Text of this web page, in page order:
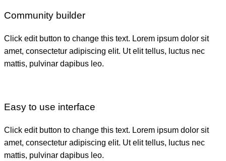
Community builder
Click edit button to change this text. Lorem ipsum dolor sit
amet, consectetur adipiscing elit. Ut elit tellus, luctus nec
mattis, pulvinar dapibus leo.
Easy to use interface
Click edit button to change this text. Lorem ipsum dolor sit
amet, consectetur adipiscing elit. Ut elit tellus, luctus nec
mattis, pulvinar dapibus leo.